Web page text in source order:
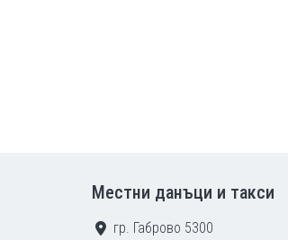
Местни данъци и такси
гр. Габрово 5300